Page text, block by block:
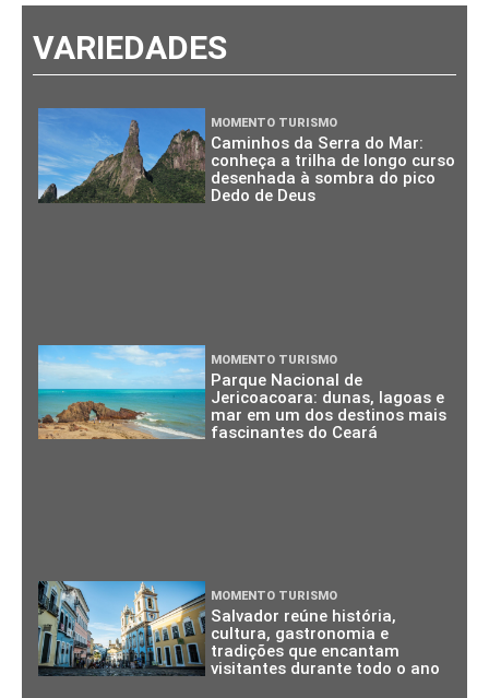
VARIEDADES
MOMENTO TURISMO
Caminhos da Serra do Mar:
conheça a trilha de longo curso
desenhada à sombra do pico
Dedo de Deus
MOMENTO TURISMO
Parque Nacional de
Jericoacoara: dunas, lagoas e
mar em um dos destinos mais
fascinantes do Ceará
MOMENTO TURISMO
Salvador reúne história,
cultura, gastronomia e
tradições que encantam
visitantes durante todo o ano